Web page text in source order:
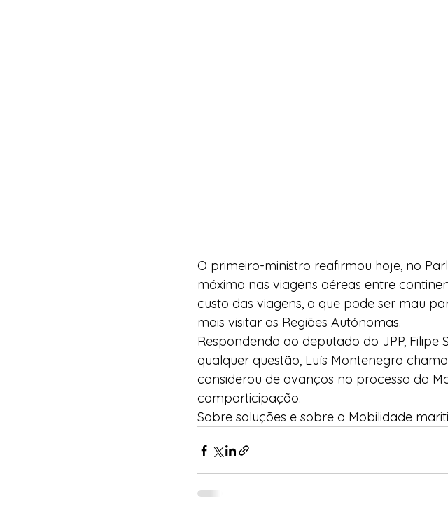
O primeiro-ministro reafirmou hoje, no
máximo nas viagens aéreas entre
custo das viagens, o que pode ser mau
mais visitar as Regiões Autónomas.
Respondendo ao deputado do JPP, Filipe
qualquer questão, Luís Montenegro
considerou de avanços no processo da
comparticipação.
Sobre soluções e sobre a Mobilidade